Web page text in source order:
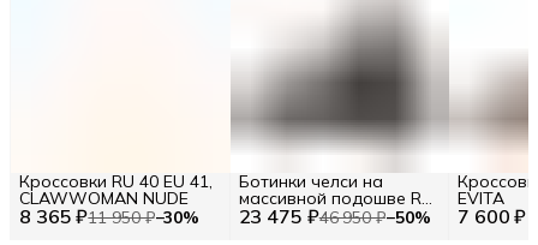
8 365 ₽11 950 ₽−30%
Кроссовки RU 40 EU 41,
CLAWWOMAN NUDE
23 475 ₽46 950 ₽−50%
Ботинки челси на
массивной подошве RU
38.5 / EU 39 / 39 7 600 ₽
EVITA